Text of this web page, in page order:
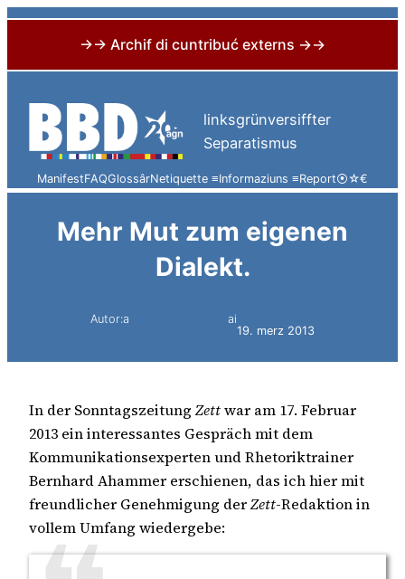
→→ Archif di cuntribuć externs →→
content
linksgrünversiffter
Separatismus
ManifestFAQGlossârNetiquette ≡Informaziuns ≡Report⦿☆€
Mehr Mut zum eigenen
Dialekt.
Autor:a
ai
19. merz 2013
In der Sonntagszeitung Zettwar am 17. Februar
2013 ein interessantes Gespräch mit dem
Kommunikationsexperten und Rhetoriktrainer
Bernhard Ahammer erschienen, das ich hier mit
freundlicher Genehmigung derZett-Redaktion in
vollem Umfang wiedergebe: